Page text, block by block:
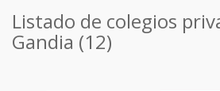
Listado de colegios
Gandia (12)